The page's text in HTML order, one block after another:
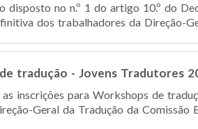
disposto no n.º 1 do artigo 10.º do
dos trabalhadores da Direção-
tradução - Jovens Tradutores
inscrições para Workshops de
Geral da Tradução da Comissão